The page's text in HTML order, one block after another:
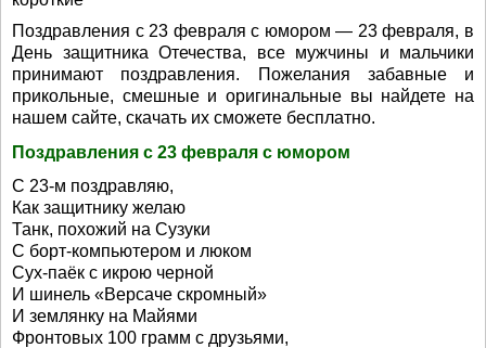
Поздравления с 23 февраля с юмором — 23 февраля, в
День защитника Отечества, все мужчины и мальчики
принимают поздравления. Пожелания забавные и
прикольные, смешные и оригинальные вы найдете на
нашем сайте, скачать их сможете бесплатно.
Поздравления с 23 февраля с юмором
С 23-м поздравляю,
Как защитнику желаю
Танк, похожий на Сузуки
С борт-компьютером и люком
Сух-паёк с икрою черной
И шинель «Версаче скромный»
И землянку на Майями
Фронтовых 100 грамм с друзьями,